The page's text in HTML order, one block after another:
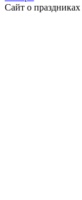
Сайт о праздниках